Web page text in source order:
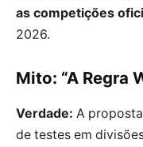
as competições
2026.
Mito: “A Regra
Verdade: A
de testes em